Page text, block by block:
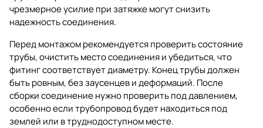
чрезмерное усилие при затяжке могут снизить
надежность соединения.
Перед монтажом рекомендуется проверить состояние
трубы, очистить место соединения и убедиться, что
фитинг соответствует диаметру. Конец трубы должен
быть ровным, без заусенцев и деформаций. После
сборки соединение нужно проверить под давлением,
особенно если трубопровод будет находиться под
землей или в труднодоступном месте.